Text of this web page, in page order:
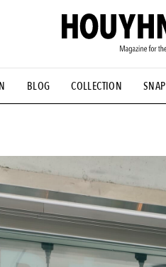
BLOG COLLECTION SNAP
#古着サミット #NEW VINTAGE
IT #AH.H #ととけん